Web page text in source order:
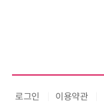
로그인 이용약관